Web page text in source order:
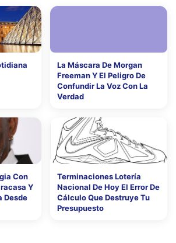
La Máscara De Morgan
Freeman Y El Peligro De
Confundir La Voz Con La
Verdad
Con
Y
Desde
Terminaciones Lotería
Nacional De Hoy El Error De
Cálculo Que Destruye Tu
Presupuesto